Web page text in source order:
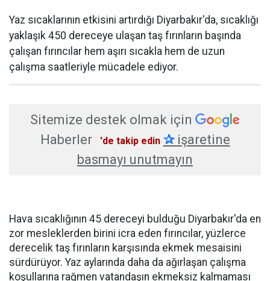
Yaz sıcaklarının etkisini artırdığı Diyarbakır'da, sıcaklığı
yaklaşık 450 dereceye ulaşan taş fırınların başında
çalışan fırıncılar hem aşırı sıcakla hem de uzun
çalışma saatleriyle mücadele ediyor.
Sitemize destek olmak için
Haberler
'de takip edin ✰işaretine
basmayı unutmayın
Hava sıcaklığının 45 dereceyi bulduğu Diyarbakır'da en
zor mesleklerden birini icra eden fırıncılar, yüzlerce
derecelik taş fırınların karşısında ekmek mesaisini
sürdürüyor. Yaz aylarında daha da ağırlaşan çalışma
koşullarına rağmen vatandaşın ekmeksiz kalmaması